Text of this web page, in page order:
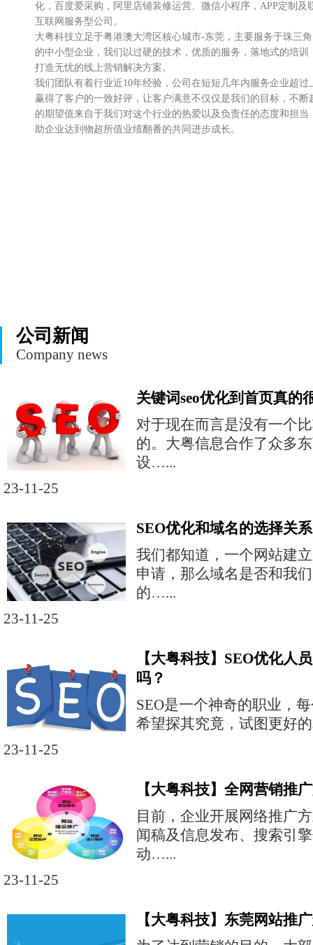
化，百度爱采购，阿里店铺装修运营、微信小程序，APP定制及
互联网服务型公司。
大粤科技立足于粤港澳大湾区核心城市-东莞，主要服务于珠三
的中小型企业，我们以过硬的技术，优质的服务，落地式的培训
打造无忧的线上营销解决方案。
我们团队有着行业近10年经验，公司在短短几年内服务企业超过
赢得了客户的一致好评，让客户满意不仅仅是我们的目标，不断
的期望值来自于我们对这个行业的热爱以及负责任的态度和担当
助企业达到物超所值业绩翻番的共同进步成长。
公司新闻
Company news
关键词seo优化到首页真的
对于现在而言是没有一个
的。大粤信息合作了众多
设…...
23-11-25
SEO优化和域名的选择关系
我们都知道，一个网站建
申请，那么域名是否和我
的…...
23-11-25
【大粤科技】SEO优化人
吗？
SEO是一个神奇的职业，
希望探其究竟，试图更好
23-11-25
【大粤科技】全网营销推
目前，企业开展网络推广
闻稿及信息发布、搜索引
动…...
23-11-25
【大粤科技】东莞网站推